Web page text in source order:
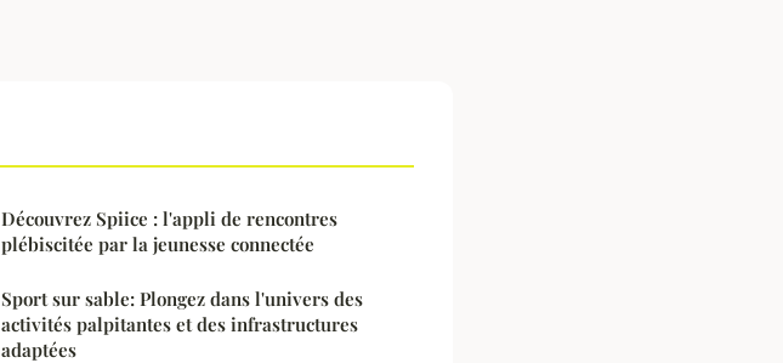
Découvrez Spiice : l'appli de rencontres
plébiscitée par la jeunesse connectée
Sport sur sable: Plongez dans l'univers des
activités palpitantes et des infrastructures
adaptées